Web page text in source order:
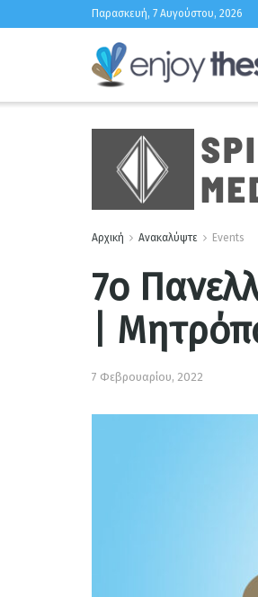
Παρασκευή, 7 Αυγούστου, 2026
Αρχική Ανακαλύψτε Events
7ο
|
7 Φεβρουαρίου, 2022